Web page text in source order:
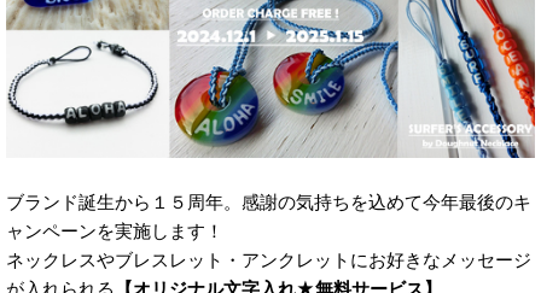
ブランド誕生から１５周年。感謝の気持ちを込めて今年最後のキ
ャンペーンを実施します！
ネックレスやブレスレット・アンクレットにお好きなメッセージ